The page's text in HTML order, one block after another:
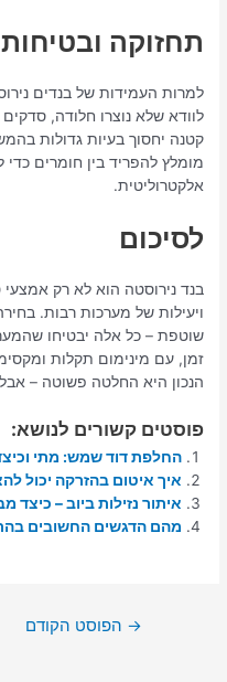
תחזוקה ובטיחות
למרות העמידות של בנדים
לוודא שלא נוצרו חלודה,
קטנה יחסוך בעיות גדולות
מומלץ להפריד בין חומרים כדי
אלקטרוליטית.
לסיכום
בנד נירוסטה הוא לא רק אמצעי
ויעילות של מערכות רבות.
שוטפת – כל אלה יבטיחו
זמן, עם מינימום תקלות
הנכון היא החלטה פשוטה –
פוסטים קשורים לנושא:
החלפת דוד שמש: מתי
איך איטום בהזרקה יכול
איתור נזילות ביוב – כיצד
מהם הדגשים החשובים
→ הפוסט הקודם